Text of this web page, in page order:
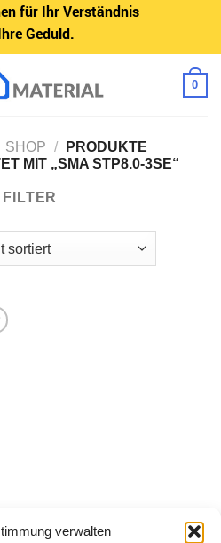
für Ihr Verständnis
Geduld.
verwalten
0
SHOP /
PRODUKTE
MIT „SMA STP8.0-3SE“
FILTER